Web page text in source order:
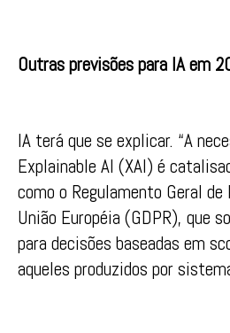
Outras previsões para IA em
IA terá que se explicar. “A
Explainable AI (XAI) é
como o Regulamento Geral
União Européia (GDPR), que
para decisões baseadas em
aqueles produzidos por